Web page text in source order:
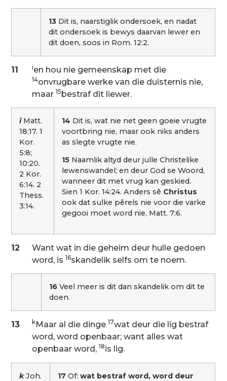
13 Dit is, naarstiglik ondersoek, en nadat
dit ondersoek is bewys daarvan lewer en
dit doen, soos in Rom. 12:2.
11 ien hou nie gemeenskap met die
14onvrugbare werke van die duisternis nie,
maar 15bestraf dit liewer.
iMatt.
18:17. 1
Kor.
5:8;
10:20.
2 Kor.
6:14. 2
Thess.
3:14.
14 Dit is, wat nie net geen goeie vrugte
voortbring nie, maar ook niks anders
as slegte vrugte nie.
15 Naamlik altyd deur julle Christelike
lewenswandel; en deur God se Woord,
wanneer dit met vrug kan geskied.
Sien 1 Kor. 14:24. Anders sê Christus
ook dat sulke pêrels nie voor die varke
gegooi moet word nie, Matt. 7:6.
12
Want wat in die geheim deur hulle gedoen
word, is 16skandelik selfs om te noem.
16 Veel meer is dit dan skandelik om dit te
doen.
13 kMaar al die dinge 17wat deur die lig bestraf
word, word openbaar; want alles wat
openbaar word, 18is lig.
kJoh.
17 Of:wat bestraf word, word deur